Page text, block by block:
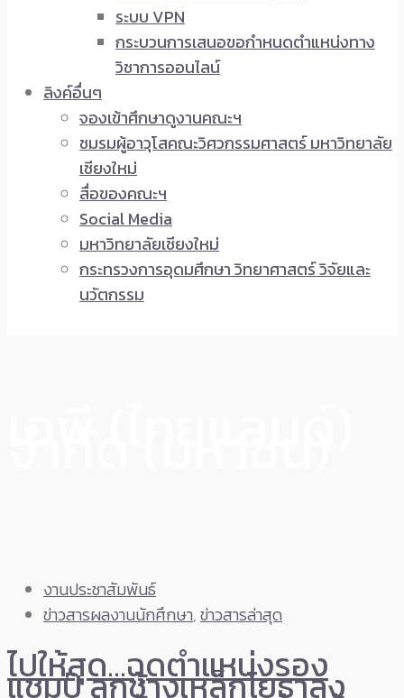
ระบบ VPN
กระบวนการเสนอขอกำหนดตำแหน่งทาง
วิชาการออนไลน์
ลิงค์อื่นๆ
จองเข้าศึกษาดูงานคณะฯ
ชมรมผู้อาวุโสคณะวิศวกรรมศาสตร์ มหาวิทยาลัย
เชียงใหม่
สื่อของคณะฯ
Social Media
มหาวิทยาลัยเชียงใหม่
กระทรวงการอุดมศึกษา วิทยาศาสตร์ วิจัยและ
นวัตกรรม
งานประชาสัมพันธ์
ข่าวสารผลงานนักศึกษา,ข่าวสารล่าสุด
ไปให้สุด…ฉุดตำแหน่งรอง
แชมป์ ลูกช้างเหล็กโยธาลง